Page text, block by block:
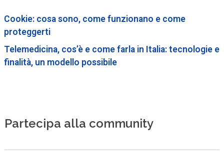
Cookie: cosa sono, come funzionano e come
proteggerti
Telemedicina, cos’è e come farla in Italia: tecnologie e
finalità, un modello possibile
Partecipa alla community